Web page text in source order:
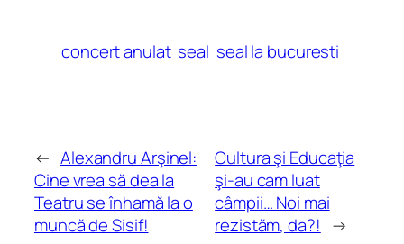
concert anulat seal seal la bucuresti
← Alexandru Arşinel:
Cine vrea să dea la
Teatru se înhamă la o
muncă de Sisif!
Cultura şi Educaţia
şi-au cam luat
câmpii… Noi mai
rezistăm, da?! →